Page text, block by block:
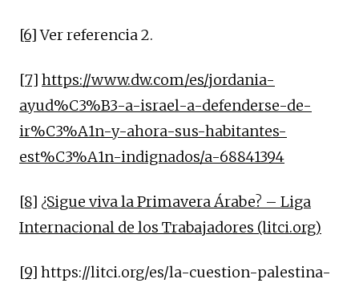
[6]Ver referencia 2.
[7] https://www.dw.com/es/jordania-
ayud%C3%B3-a-israel-a-defenderse-de-
ir%C3%A1n-y-ahora-sus-habitantes-
est%C3%A1n-indignados/a-68841394
[8] ¿Sigue viva la Primavera Árabe? – Liga
Internacional de los Trabajadores (litci.org)
[9] https://litci.org/es/la-cuestion-palestina-